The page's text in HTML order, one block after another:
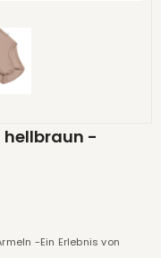
hellbraun -
-Ein Erlebnis von